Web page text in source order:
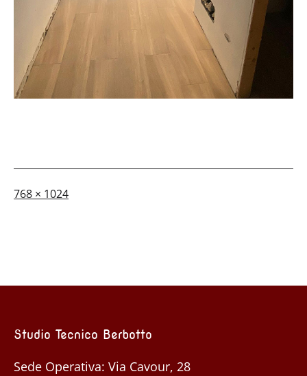
A
768 × 1024
Studio Tecnico Berbotto
Sede Operativa: Via Cavour, 28